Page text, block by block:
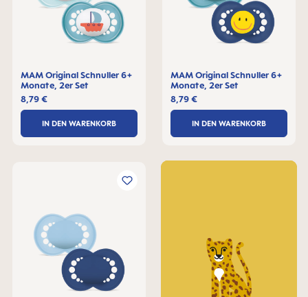
MAM Original Schnuller 6+
Monate, 2er Set
8,79 €
IN DEN WARENKORB
MAM Original Schnuller 6+
Monate, 2er Set
8,79 €
IN DEN WARENKORB